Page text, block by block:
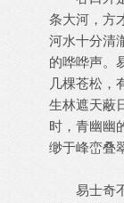
条大河，方
河水十分清
的哗哗声。
几棵苍松，
生林遮天蔽
时，青幽幽
缈于峰峦叠
易士奇不